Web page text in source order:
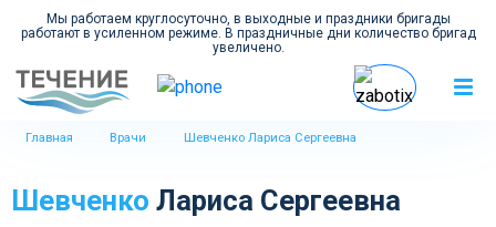
Мы работаем круглосуточно, в выходные и праздники бригады
работают в усиленном режиме. В праздничные дни количество бригад
увеличено.
Главная Врачи Шевченко Лариса Сергеевна
Шевченко Лариса Сергеевна